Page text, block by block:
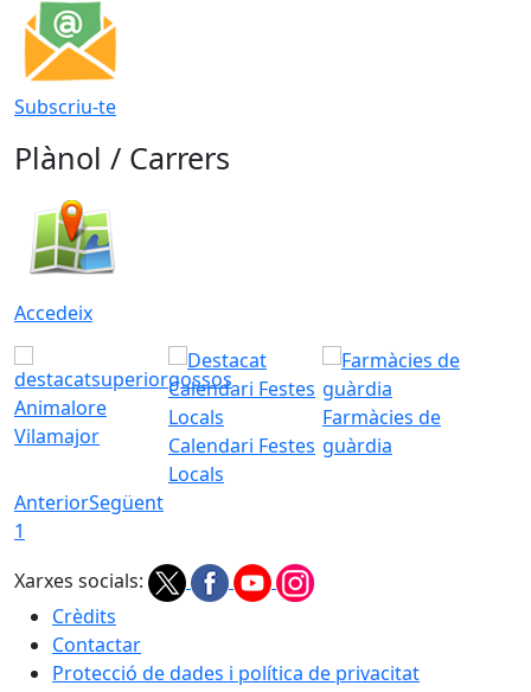
Subscriu-te
Plànol / Carrers
Accedeix
Animalore
Vilamajor
Calendari Festes
Locals
Farmàcies de
guàrdia
AnteriorSegüent
1
Xarxes socials:
Crèdits
Contactar
Protecció de dades i política de privacitat